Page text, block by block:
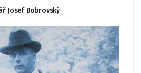
Josef Bobrovský